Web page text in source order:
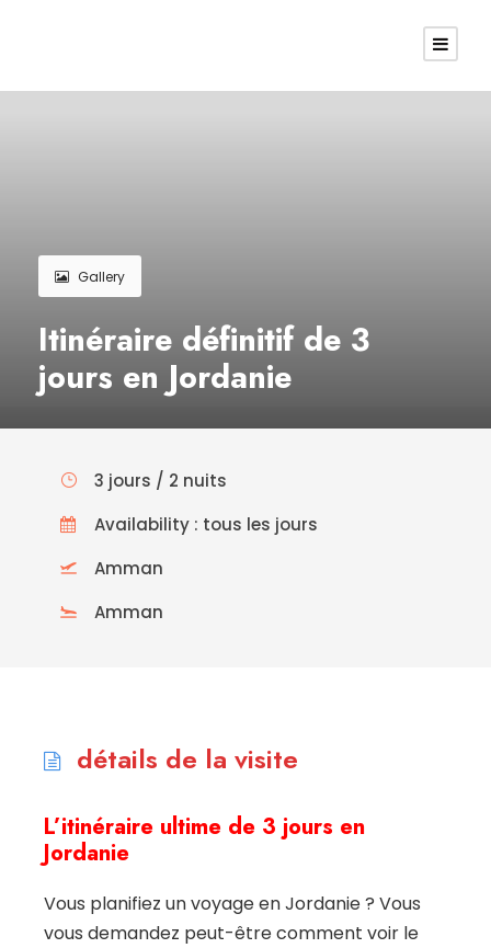
Gallery
Itinéraire définitif de 3
jours en Jordanie
3 jours / 2 nuits
Availability : tous les jours
Amman
Amman
détails de la visite
L’itinéraire ultime de 3 jours en
Jordanie
Vous planifiez un voyage en Jordanie ? Vous
vous demandez peut-être comment voir le